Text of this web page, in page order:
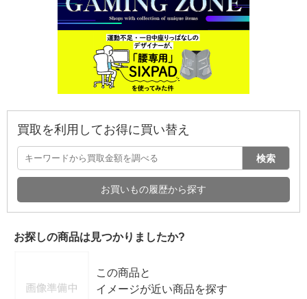
買取を利用してお得に買い替え
検索
お買いもの履歴から探す
お探しの商品は見つかりましたか?
この商品と
イメージが近い商品を探す